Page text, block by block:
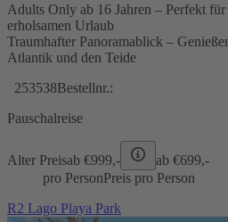
Adults Only ab 16 Jahren – Perfekt
erholsamen Urlaub
Traumhafter Panoramablick –
Atlantik und den Teide
253538Bestellnr.:
Pauschalreise
Alter Preisab €999,- ab €699,-
pro PersonPreis pro Person
R2 Lago Playa Park